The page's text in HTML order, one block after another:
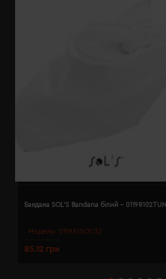
Модель: 01198(SOL’S)
Бандана SOL'S Bandana білий - 01198102TUN
85.12 грн